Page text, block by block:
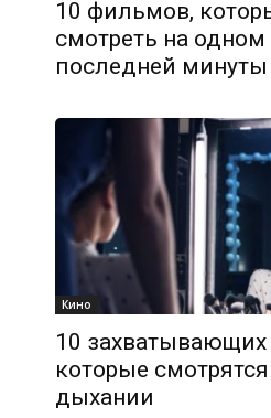
10 фильмов,
смотреть на
последней минуты
Кино
10 захватывающих
которые
дыхании